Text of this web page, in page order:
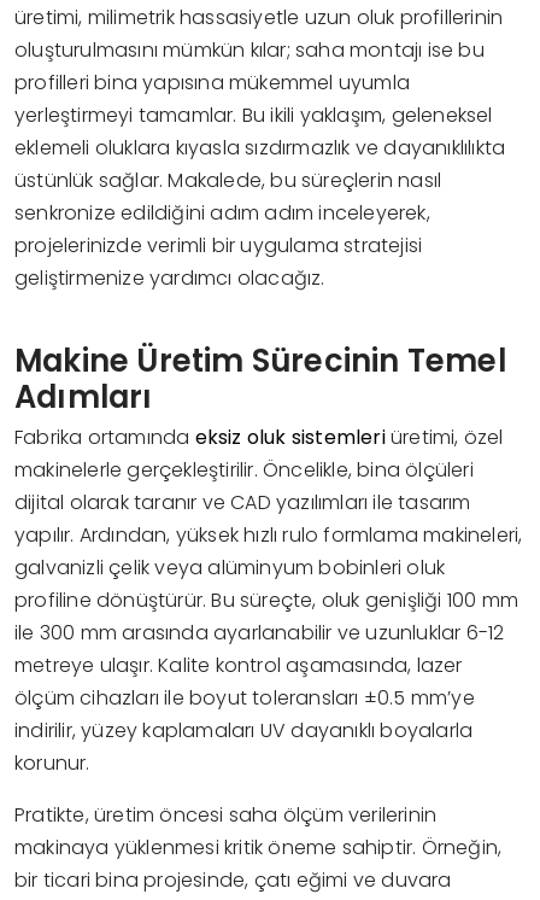
üretimi, milimetrik hassasiyetle uzun oluk profillerinin
oluşturulmasını mümkün kılar; saha montajı ise bu
profilleri bina yapısına mükemmel uyumla
yerleştirmeyi tamamlar. Bu ikili yaklaşım, geleneksel
eklemeli oluklara kıyasla sızdırmazlık ve dayanıklılıkta
üstünlük sağlar. Makalede, bu süreçlerin nasıl
senkronize edildiğini adım adım inceleyerek,
projelerinizde verimli bir uygulama stratejisi
geliştirmenize yardımcı olacağız.
Makine Üretim Sürecinin Temel
Adımları
Fabrika ortamında eksiz oluk sistemleriüretimi, özel
makinelerle gerçekleştirilir. Öncelikle, bina ölçüleri
dijital olarak taranır ve CAD yazılımları ile tasarım
yapılır. Ardından, yüksek hızlı rulo formlama makineleri,
galvanizli çelik veya alüminyum bobinleri oluk
profiline dönüştürür. Bu süreçte, oluk genişliği 100 mm
ile 300 mm arasında ayarlanabilir ve uzunluklar 6-12
metreye ulaşır. Kalite kontrol aşamasında, lazer
ölçüm cihazları ile boyut toleransları ±0.5 mm’ye
indirilir, yüzey kaplamaları UV dayanıklı boyalarla
korunur.
Pratikte, üretim öncesi saha ölçüm verilerinin
makinaya yüklenmesi kritik öneme sahiptir. Örneğin,
bir ticari bina projesinde, çatı eğimi ve duvara